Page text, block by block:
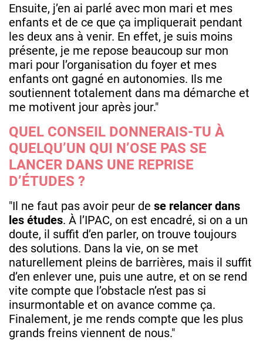
Ensuite, j’en ai parlé avec mon mari et mes
enfants et de ce que ça impliquerait pendant
les deux ans à venir. En effet, je suis moins
présente, je me repose beaucoup sur mon
mari pour l’organisation du foyer et mes
enfants ont gagné en autonomies. Ils me
soutiennent totalement dans ma démarche et
me motivent jour après jour."
QUEL CONSEIL DONNERAIS-TU À
QUELQU’UN QUI N’OSE PAS SE
LANCER DANS UNE REPRISE
D’ÉTUDES ?
"Il ne faut pas avoir peur de se relancer dans
les études. À l’IPAC, on est encadré, si on a un
doute, il suffit d’en parler, on trouve toujours
des solutions. Dans la vie, on se met
naturellement pleins de barrières, mais il suffit
d’en enlever une, puis une autre, et on se rend
vite compte que l’obstacle n’est pas si
insurmontable et on avance comme ça.
Finalement, je me rends compte que les plus
grands freins viennent de nous."